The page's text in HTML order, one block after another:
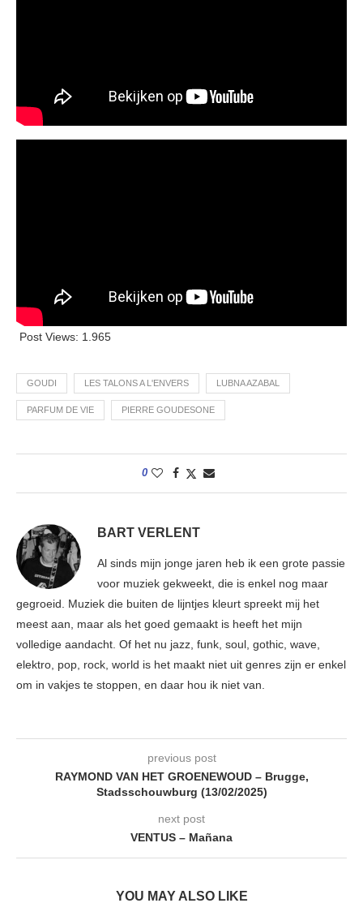
Post Views: 1.965
GOUDI LES TALONS A L'ENVERS LUBNA AZABAL
PARFUM DE VIE PIERRE GOUDESONE
0
BART VERLENT
Al sinds mijn jonge jaren heb ik een grote passie
voor muziek gekweekt, die is enkel nog maar
gegroeid. Muziek die buiten de lijntjes kleurt spreekt mij het
meest aan, maar als het goed gemaakt is heeft het mijn
volledige aandacht. Of het nu jazz, funk, soul, gothic, wave,
elektro, pop, rock, world is het maakt niet uit genres zijn er enkel
om in vakjes te stoppen, en daar hou ik niet van.
previous post
RAYMOND VAN HET GROENEWOUD – Brugge,
Stadsschouwburg (13/02/2025)
next post
VENTUS – Mañana
YOU MAY ALSO LIKE